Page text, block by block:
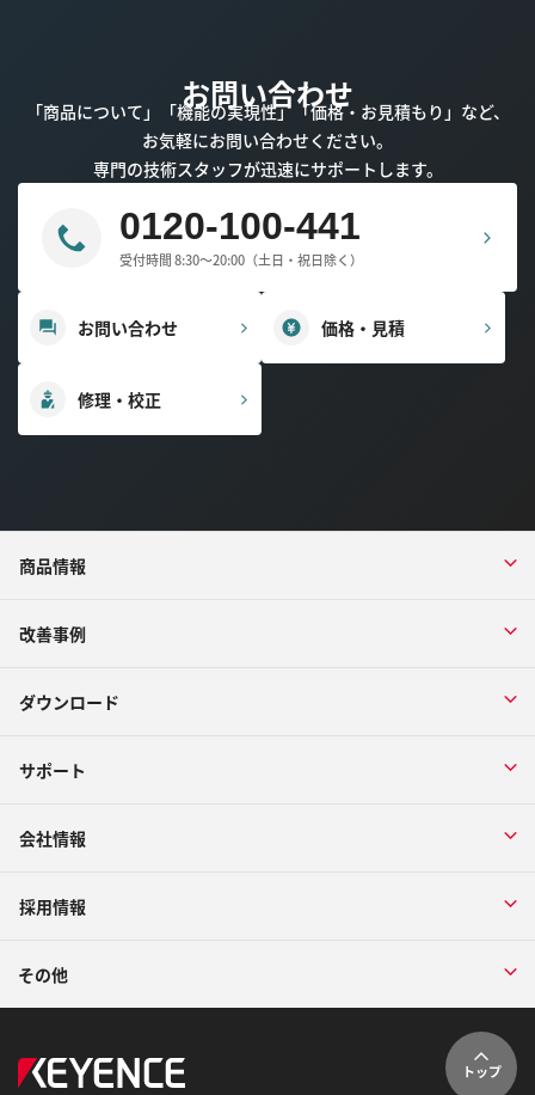
お問い合わせ
「商品について」「機能の実現性」「価格・お見積もり」など、
お気軽にお問い合わせください。
専門の技術スタッフが迅速にサポートします。
0120-100-441
受付時間 8:30～20:00（土日・祝日除く）
お問い合わせ 価格・見積
修理・校正
商品情報
改善事例
ダウンロード
サポート
会社情報
採用情報
その他
トップ